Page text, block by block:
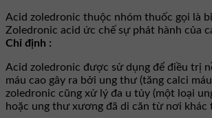
Acid zoledronic thuộc nhóm thuốc gọi là
Zoledronic acid ức chế sự phát hành của
Chỉ định :
Acid zoledronic được sử dụng để điều trị
máu cao gây ra bởi ung thư (tăng calci
zoledronic cũng xử lý đa u tủy (một loại
hoặc ung thư xương đã di căn từ nơi khác